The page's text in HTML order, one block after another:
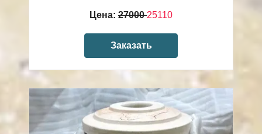
Цена: 2700025110
Заказать